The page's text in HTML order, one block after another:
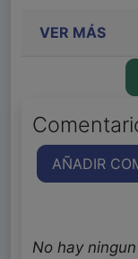
VER MÁS
AÑADIR
No hay